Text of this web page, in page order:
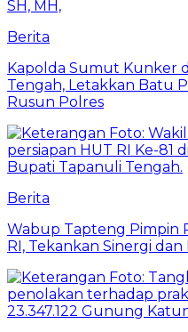
Berita
Kapolda Sumut Kunker
Tengah, Letakkan Batu
Rusun Polres
Berita
Wabup Tapteng Pimpin
RI, Tekankan Sinergi dan